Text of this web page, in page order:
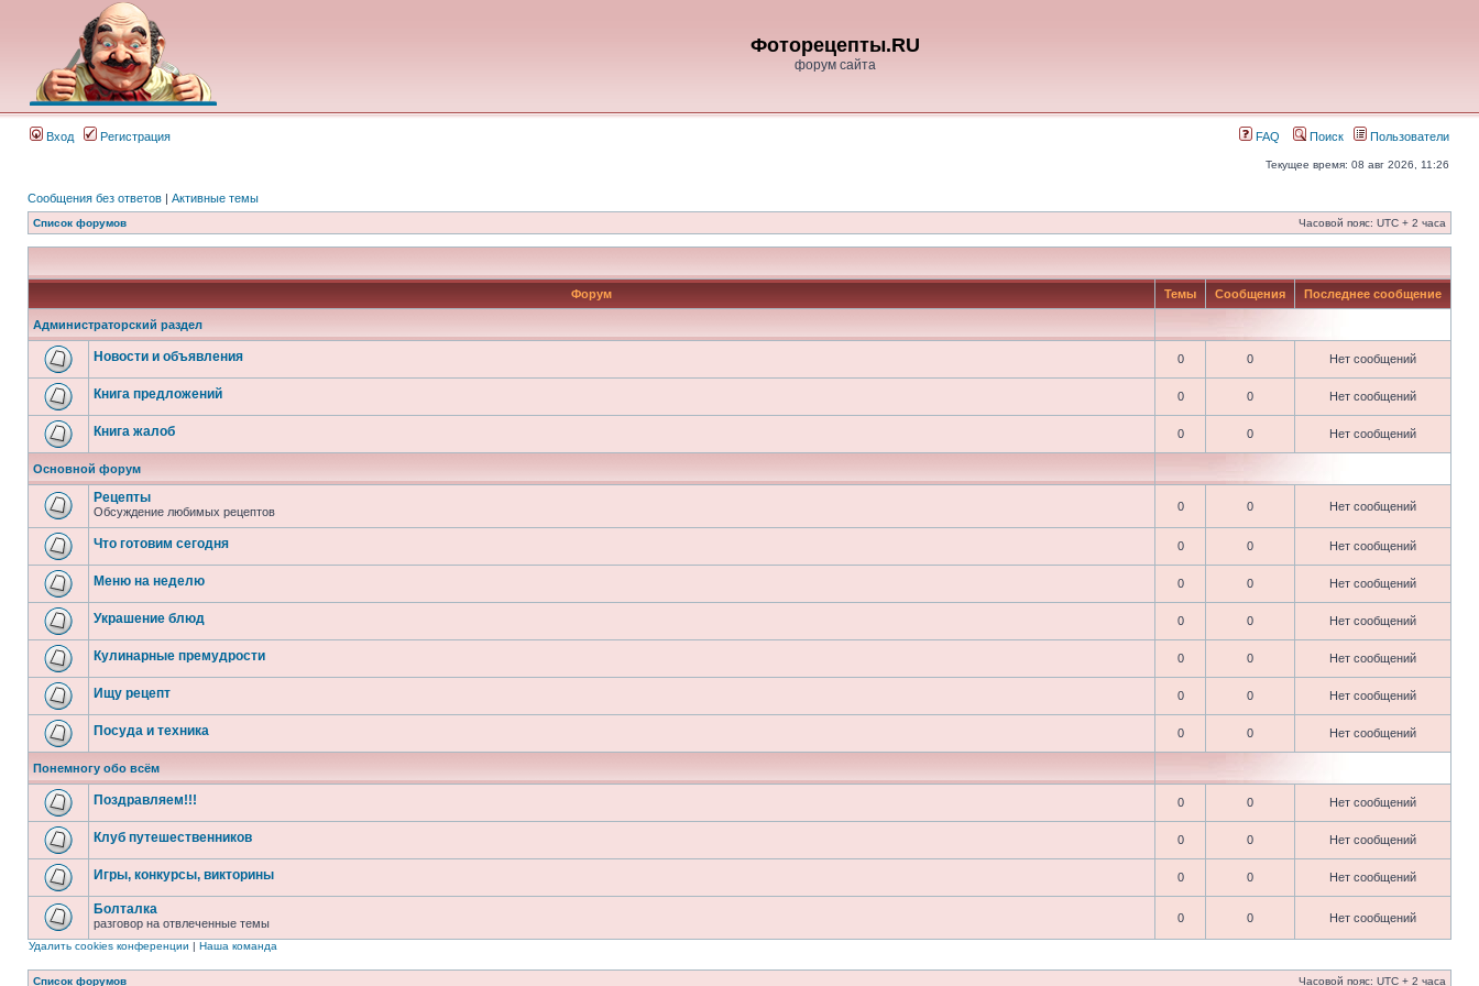
Фоторецепты.RU
форум сайта
Вход Регистрация FAQ Поиск Пользователи
Текущее время: 08 авг 2026, 11:26
Сообщения без ответов | Активные темы
Список форумов Часовой пояс: UTC + 2 часа
Форум Темы Сообщения Последнее сообщение
Администраторский раздел
Новости и объявления 0 0 Нет сообщений
Книга предложений 0 0 Нет сообщений
Книга жалоб 0 0 Нет сообщений
Основной форум
Рецепты
Обсуждение любимых рецептов 0 0 Нет сообщений
Что готовим сегодня 0 0 Нет сообщений
Меню на неделю 0 0 Нет сообщений
Украшение блюд 0 0 Нет сообщений
Кулинарные премудрости 0 0 Нет сообщений
Ищу рецепт 0 0 Нет сообщений
Посуда и техника 0 0 Нет сообщений
Понемногу обо всём
Поздравляем!!! 0 0 Нет сообщений
Клуб путешественников 0 0 Нет сообщений
Игры, конкурсы, викторины 0 0 Нет сообщений
Болталка
разговор на отвлеченные темы 0 0 Нет сообщений
Удалить cookies конференции | Наша команда
Список форумов Часовой пояс: UTC + 2 часа